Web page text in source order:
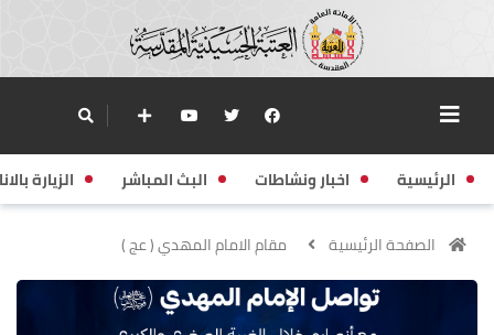
الرئيسية اخبار ونشاطات البث المباشر الزيارة
الصفحة الرئيسية مقام الامام المهدي ( عج )